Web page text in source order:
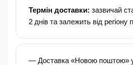
Термін доставки: зазвичай
2 днів та залежить від регіону
— Доставка «Новою поштою» у